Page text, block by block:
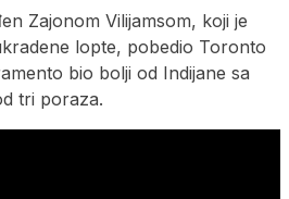
Zajonom Vilijamsom, koji je
lopte, pobedio Toronto
bio bolji od Indijane sa
tri poraza.